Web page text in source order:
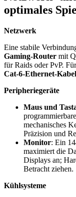
optimales
Netzwerk
Eine stabile
Gaming-Router mit
für Raids oder PvP.
Cat-6-Ethernet-Kabel
Peripheriegeräte
Maus und
mechanisches
Präzision und
Monitor: Ein
maximiert die
Displays an;
Betracht ziehen.
Kühlsysteme